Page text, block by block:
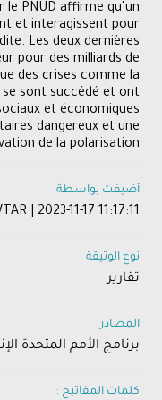
PNUD affirme qu’un
et interagissent pour
Les deux dernières
pour des milliards de
des crises comme la
se sont succédé et ont
et économiques
dangereux et une
de la polarisation.
أضيفت بواسطة
| 2023-11-17 11:17:11
نوع الوثيقة
تقارير
المصادر
برنامج الأمم المتحدة
كلمات المفاتيح :